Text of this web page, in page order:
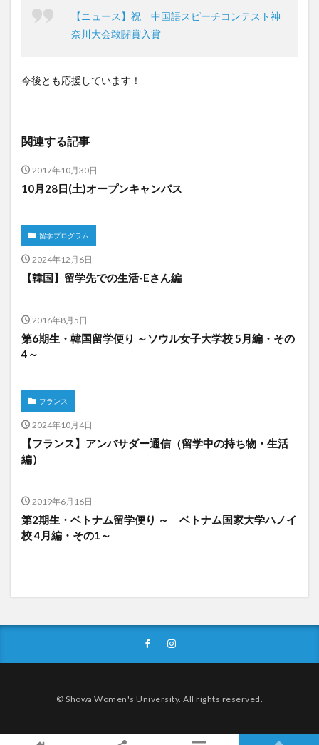
【ニュース】祝 中国語スピーチコンテスト神
奈川大会敢闘賞入賞
今後とも応援しています！
関連する記事
2017年10月30日
10月28日(土)オープンキャンパス
留学プログラム
2024年12月6日
【韓国】留学先での生活-Eさん編
2016年8月5日
第6期生・韓国留学便り ～ソウル女子大学校 5月編・その
4～
フランス
2024年10月4日
【フランス】アンバサダー通信（留学中の持ち物・生活
編）
2019年6月16日
第2期生・ベトナム留学便り ～ ベトナム国家大学ハノイ
校 4月編・その1～
© Showa Women's University. All rights reserved.